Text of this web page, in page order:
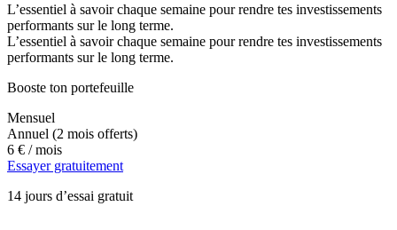
L’essentiel à savoir chaque semaine pour rendre tes investissements
performants sur le long terme.
L’essentiel à savoir chaque semaine pour rendre tes investissements
performants sur le long terme.
Booste ton portefeuille
Mensuel
Annuel (2 mois offerts)
6 € / mois
Essayer gratuitement
14 jours d’essai gratuit